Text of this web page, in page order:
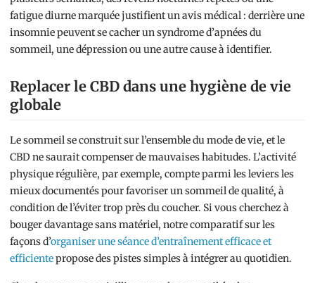
fatigue diurne marquée justifient un avis médical : derrière une
insomnie peuvent se cacher un syndrome d’apnées du
sommeil, une dépression ou une autre cause à identifier.
Replacer le CBD dans une hygiène de vie
globale
Le sommeil se construit sur l’ensemble du mode de vie, et le
CBD ne saurait compenser de mauvaises habitudes. L’activité
physique régulière, par exemple, compte parmi les leviers les
mieux documentés pour favoriser un sommeil de qualité, à
condition de l’éviter trop près du coucher. Si vous cherchez à
bouger davantage sans matériel, notre comparatif sur les
façons d’organiser une séance d’entraînement efficace et
efficientepropose des pistes simples à intégrer au quotidien.